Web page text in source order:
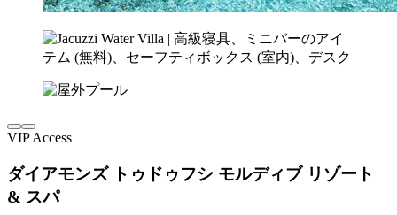
VIP Access
ダイアモンズ トゥドゥフシ モルディブ リゾート
& スパ